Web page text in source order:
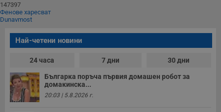
147397
Фенове харесват
Dunavmost
Най-четени новини
24 часа 7 дни 30 дни
Българка поръча първия домашен робот за
домакинска...
20:03 | 5.8.2026 г.